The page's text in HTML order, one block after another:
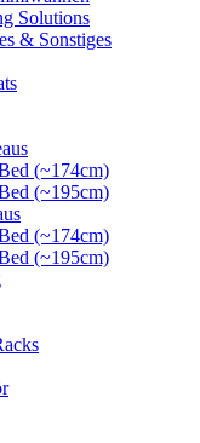
Solutions
& Sonstiges
(~174cm)
(~195cm)
(~174cm)
(~195cm)